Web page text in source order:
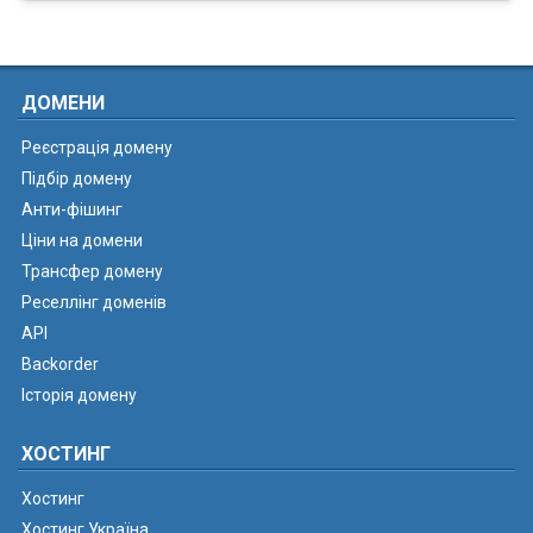
ДОМЕНИ
Реєстрація домену
Підбір домену
Анти-фішинг
Ціни на домени
Трансфер домену
Реселлінг доменів
API
Backorder
Історія домену
ХОСТИНГ
Хостинг